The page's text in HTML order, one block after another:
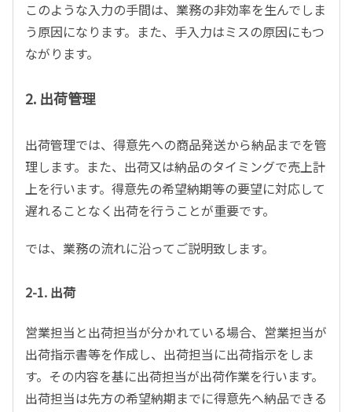
このような入力の手間は、業務の非効率を生んでしま
う原因になります。また、手入力はミスの原因にもつ
ながります。
2. 出荷管理
出荷管理では、得意先への商品発送から納品までを管
理します。また、出荷又は納品のタイミングで売上計
上を行います。得意先の希望納期等の要望に対応して
遅れることなく出荷を行うことが重要です。
では、業務の流れに沿ってご説明致します。
2-1. 出荷
営業担当と出荷担当が分かれている場合、営業担当が
出荷指示書等を作成し、出荷担当に出荷指示をしま
す。その内容を基に出荷担当が出荷作業を行います。
出荷担当は先方の希望納期までに得意先へ納品できる